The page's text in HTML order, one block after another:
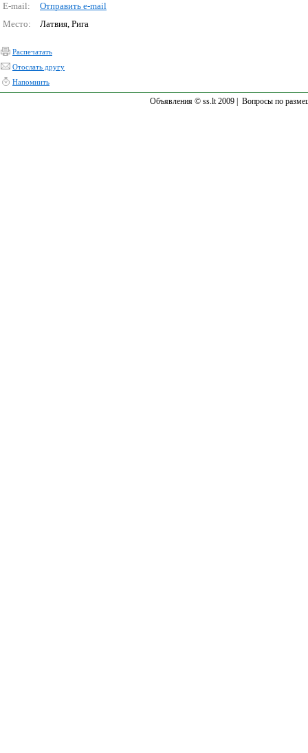
E-mail:
Отправить e-mail
Место:
Латвия, Рига
Распечатать
Отослать другу
Напомнить
Объявления © ss.lt 2009 | Вопросы по